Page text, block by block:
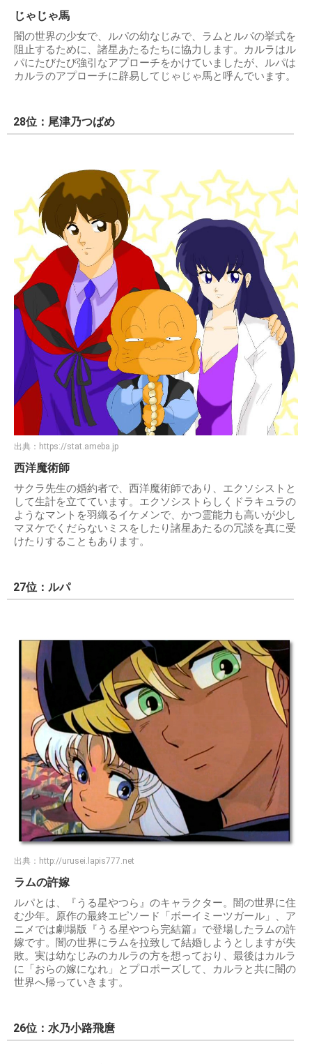
じゃじゃ馬
闇の世界の少女で、ルパの幼なじみで、ラムとルパの挙式を
阻止するために、諸星あたるたちに協力します。カルラはル
パにたびたび強引なアプローチをかけていましたが、ルパは
カルラのアプローチに辟易してじゃじゃ馬と呼んでいます。
28位：尾津乃つばめ
出典： https://stat.ameba.jp
西洋魔術師
サクラ先生の婚約者で、西洋魔術師であり、エクソシストと
して生計を立てています。エクソシストらしくドラキュラの
ようなマントを羽織るイケメンで、かつ霊能力も高いが少し
マヌケでくだらないミスをしたり諸星あたるの冗談を真に受
けたりすることもあります。
27位：ルパ
出典： http://urusei.lapis777.net
ラムの許嫁
ルパとは、『うる星やつら』のキャラクター。闇の世界に住
む少年。原作の最終エピソード「ボーイミーツガール」、ア
ニメでは劇場版『うる星やつら完結篇』で登場したラムの許
嫁です。闇の世界にラムを拉致して結婚しようとしますが失
敗。実は幼なじみのカルラの方を想っており、最後はカルラ
に「おらの嫁になれ」とプロポーズして、カルラと共に闇の
世界へ帰っていきます。
26位：水乃小路飛麿